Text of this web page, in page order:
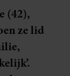
(42),
ze lid